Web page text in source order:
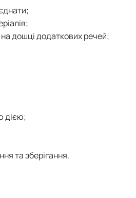
дошці додаткових речей;
дією;
та зберігання.